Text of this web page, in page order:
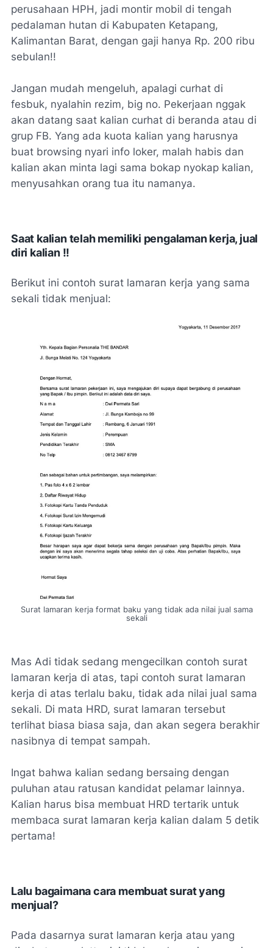
perusahaan HPH, jadi montir mobil di tengah
pedalaman hutan di Kabupaten Ketapang,
Kalimantan Barat, dengan gaji hanya Rp. 200 ribu
sebulan!!
Jangan mudah mengeluh, apalagi curhat di
fesbuk, nyalahin rezim, big no. Pekerjaan nggak
akan datang saat kalian curhat di beranda atau di
grup FB. Yang ada kuota kalian yang harusnya
buat browsing nyari info loker, malah habis dan
kalian akan minta lagi sama bokap nyokap kalian,
menyusahkan orang tua itu namanya.
Saat kalian telah memiliki pengalaman kerja, jual
diri kalian !!
Berikut ini contoh surat lamaran kerja yang sama
sekali tidak menjual:
Surat lamaran kerja format baku yang tidak ada nilai jual sama
sekali
Mas Adi tidak sedang mengecilkan contoh surat
lamaran kerja di atas, tapi contoh surat lamaran
kerja di atas terlalu baku, tidak ada nilai jual sama
sekali. Di mata HRD, surat lamaran tersebut
terlihat biasa biasa saja, dan akan segera berakhir
nasibnya di tempat sampah.
Ingat bahwa kalian sedang bersaing dengan
puluhan atau ratusan kandidat pelamar lainnya.
Kalian harus bisa membuat HRD tertarik untuk
membaca surat lamaran kerja kalian dalam 5 detik
pertama!
Lalu bagaimana cara membuat surat yang
menjual?
Pada dasarnya surat lamaran kerja atau yang